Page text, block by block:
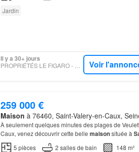
Jardin
Il y a 30+ jours
Voir
259 000 €
Maison à 76460, Saint-Valery-en-Caux,
À seulement quelques minutes des plages de
Caux, venez découvrir cette belle maisonsituée à
d'une
moderne aux prestations actuelles ?…
5 pièces 2 salles de bain 148 m²